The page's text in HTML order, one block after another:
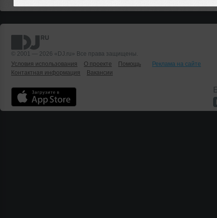
© 2001 — 2026 «DJ.ru» Все права защищены.
Условия использования
О проекте Помощь
Реклама на сайте
Контактная информация
Вакансии